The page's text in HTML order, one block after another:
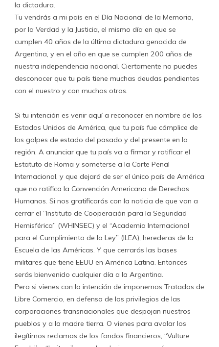
la dictadura.
Tu vendrás a mi país en el Día Nacional de la Memoria,
por la Verdad y la Justicia, el mismo día en que se
cumplen 40 años de la última dictadura genocida de
Argentina, y en el año en que se cumplen 200 años de
nuestra independencia nacional. Ciertamente no puedes
desconocer que tu país tiene muchas deudas pendientes
con el nuestro y con muchos otros.
Si tu intención es venir aquí a reconocer en nombre de los
Estados Unidos de América, que tu país fue cómplice de
los golpes de estado del pasado y del presente en la
región. A anunciar que tu país va a firmar y ratificar el
Estatuto de Roma y someterse a la Corte Penal
Internacional, y que dejará de ser el único país de América
que no ratifica la Convención Americana de Derechos
Humanos. Si nos gratificarás con la noticia de que van a
cerrar el “Instituto de Cooperación para la Seguridad
Hemisférica” (WHINSEC) y el “Academia Internacional
para el Cumplimiento de la Ley” (ILEA), herederas de la
Escuela de las Américas. Y que cerrarás las bases
militares que tiene EEUU en América Latina. Entonces
serás bienvenido cualquier día a la Argentina.
Pero si vienes con la intención de imponernos Tratados de
Libre Comercio, en defensa de los privilegios de las
corporaciones transnacionales que despojan nuestros
pueblos y a la madre tierra. O vienes para avalar los
ilegítimos reclamos de los fondos financieros, “Vulture